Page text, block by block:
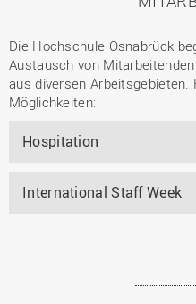
Die Hochschule Osnabrück
Austausch von
aus diversen
Möglichkeiten:
Hospitation
International Staff Week